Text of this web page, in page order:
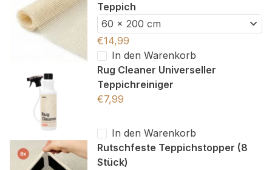
Teppich
60 x 200 cm
€14,99
In den Warenkorb
Rug Cleaner Universeller
Teppichreiniger
€7,99
In den Warenkorb
Rutschfeste Teppichstopper (8
Stück)
Meine Einstellungen speichern
Alle akzeptieren